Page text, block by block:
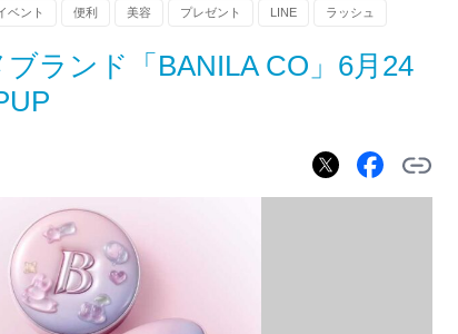
ベント 便利 美容 プレゼント LINE ラッシュ
ランド「BANILA CO」6月24